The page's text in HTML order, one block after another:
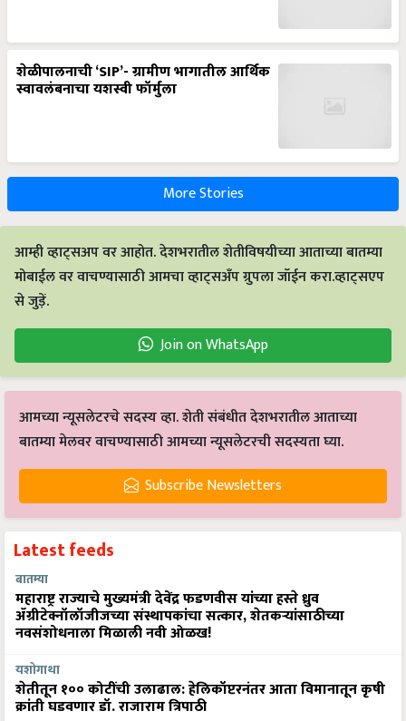
शेळीपालनाची ‘SIP’- ग्रामीण भागातील आर्थिक
स्वावलंबनाचा यशस्वी फॉर्मुला
More Stories
आम्ही व्हाट्सअप वर आहोत. देशभरातील शेतीविषयीच्या आताच्या बातम्या
मोबाईल वर वाचण्यासाठी आमचा व्हाट्सअँप ग्रुपला जॉईन करा.व्हाट्सएप
से जुड़ें.
Join on WhatsApp
आमच्या न्यूसलेटरचे सदस्य व्हा. शेती संबंधीत देशभरातील आताच्या
बातम्या मेलवर वाचण्यासाठी आमच्या न्यूसलेटरची सदस्यता घ्या.
Subscribe Newsletters
Latest feeds
बातम्या
महाराष्ट्र राज्याचे मुख्यमंत्री देवेंद्र फडणवीस यांच्या हस्ते ध्रुव
ॲग्रीटेक्नॉलॉजीजच्या संस्थापकांचा सत्कार, शेतकऱ्यांसाठीच्या
नवसंशोधनाला मिळाली नवी ओळख!
यशोगाथा
शेतीतून १०० कोटींची उलाढाल: हेलिकॉप्टरनंतर आता विमानातून कृषी
क्रांती घडवणार डॉ. राजाराम त्रिपाठी